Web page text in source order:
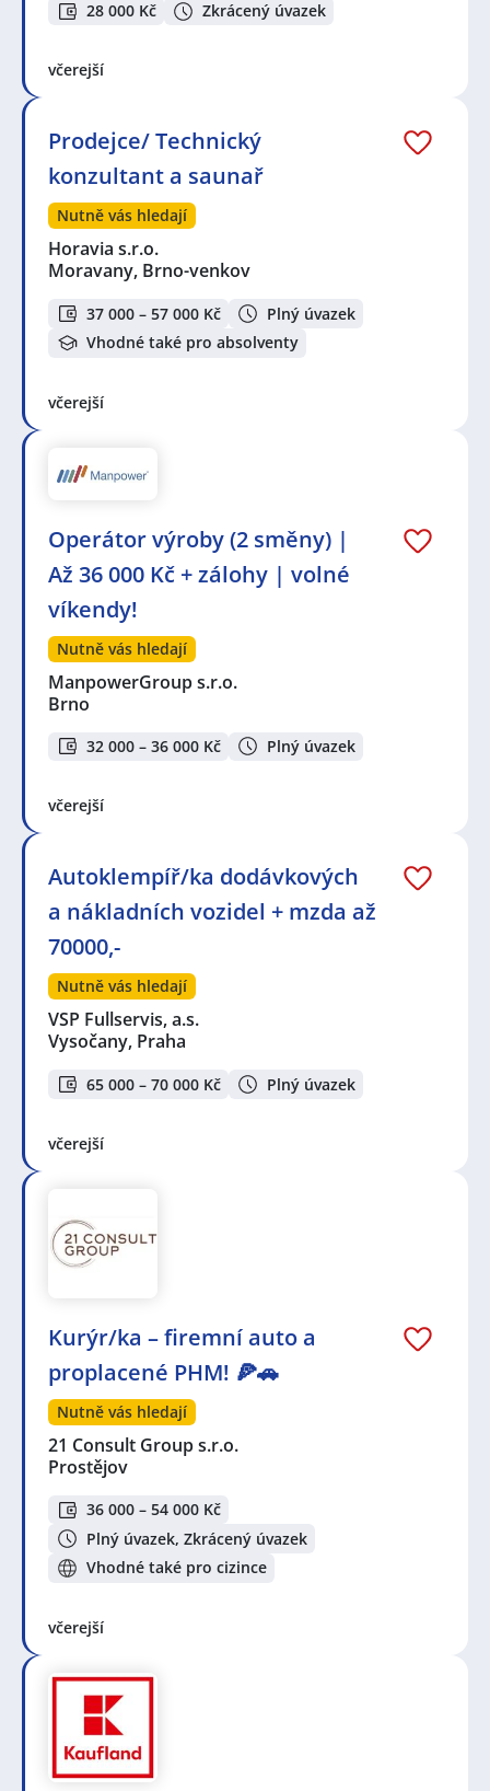
28 000 Kč Zkrácený úvazek
včerejší
Prodejce/ Technický
konzultant a saunař
Nutně vás hledají
Horavia s.r.o.
Moravany, Brno-venkov
37 000 – 57 000 Kč
Plný úvazek
Vhodné také pro absolventy
včerejší
Operátor výroby (2 směny) |
Až 36 000 Kč + zálohy | volné
víkendy!
Nutně vás hledají
ManpowerGroup s.r.o.
Brno
32 000 – 36 000 Kč Plný úvazek
včerejší
Autoklempíř/ka dodávkových
a nákladních vozidel + mzda až
70000,-
Nutně vás hledají
VSP Fullservis, a.s.
Vysočany, Praha
65 000 – 70 000 Kč Plný úvazek
včerejší
Kurýr/ka – firemní auto a
proplacené PHM! 🍕🚗
Nutně vás hledají
21 Consult Group s.r.o.
Prostějov
36 000 – 54 000 Kč
Plný úvazek, Zkrácený úvazek
Vhodné také pro cizince
včerejší